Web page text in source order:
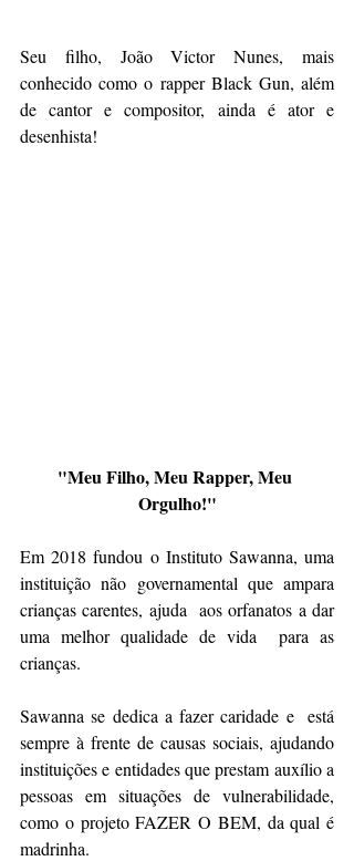
Seu filho, João Victor Nunes, mais
conhecido como o rapper Black Gun, além
de cantor e compositor, ainda é ator e
desenhista!
"Meu Filho, Meu Rapper, Meu
Orgulho!"
Em 2018 fundou o Instituto Sawanna, uma
instituição não governamental que ampara
crianças carentes, ajuda  aos orfanatos a dar
uma melhor qualidade de vida  para as
crianças.
Sawanna se dedica a fazer caridade e  está
sempre à frente de causas sociais, ajudando
instituições e entidades que prestam auxílio a
pessoas em situações de vulnerabilidade,
como o projeto FAZER O BEM, da qual é
madrinha.